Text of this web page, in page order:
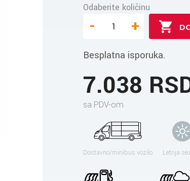
Odaberite količinu
- +
Besplatna isporuka.
7.038
sa PDV-om
Dostavno/minibus vozilo Letnja